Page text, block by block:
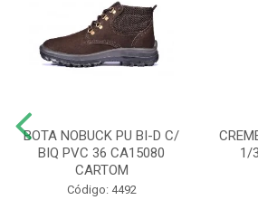
BOTA NOBUCK PU BI-D C/
BIQ PVC 36 CA15080
CARTOM
Código: 4492
1/